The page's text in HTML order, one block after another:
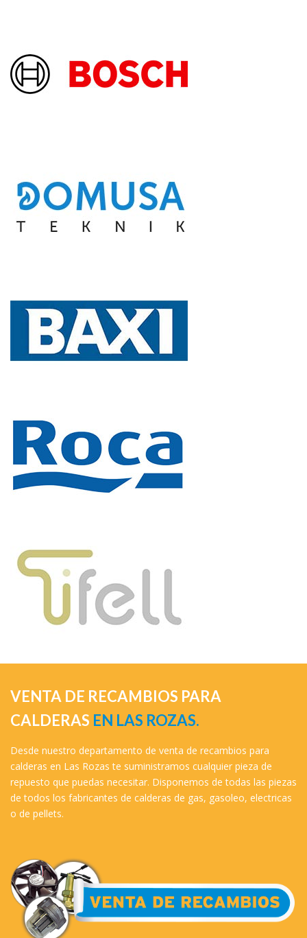
VENTA DE RECAMBIOS PARA
CALDERAS EN LAS ROZAS.
Desde nuestro departamento de venta de recambios para
calderas en Las Rozas te suministramos cualquier pieza de
repuesto que puedas necesitar. Disponemos de todas las piezas
de todos los fabricantes de calderas de gas, gasoleo, electricas
o de pellets.